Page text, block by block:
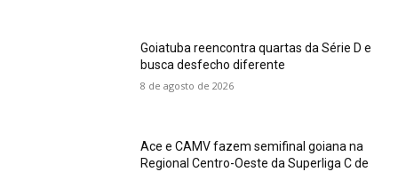
Goiatuba reencontra quartas da Série D e
busca desfecho diferente
8 de agosto de 2026
Ace e CAMV fazem semifinal goiana na
Regional Centro-Oeste da Superliga C de